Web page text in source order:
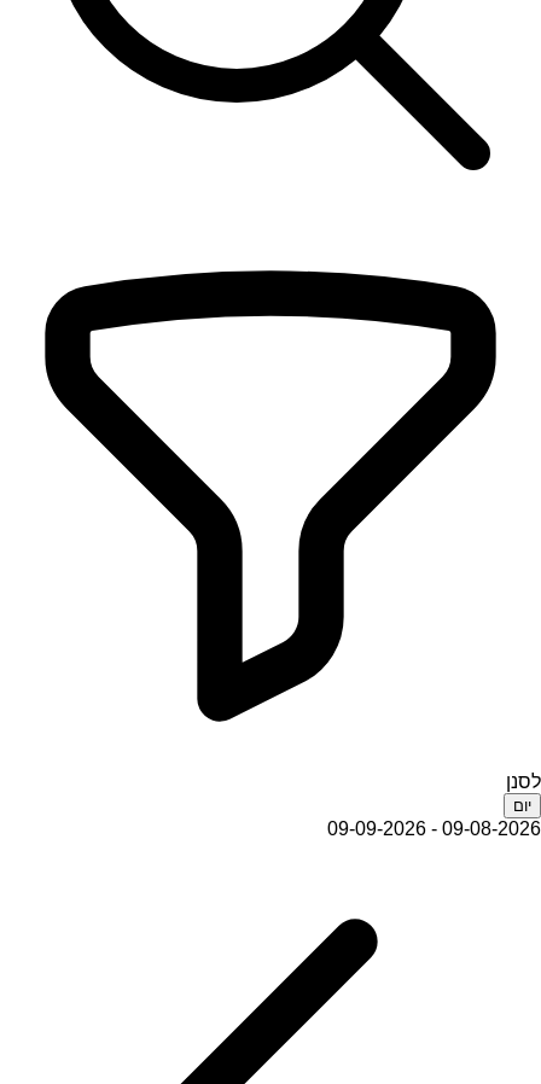
לסנן
יום
09-08-2026 - 09-09-2026